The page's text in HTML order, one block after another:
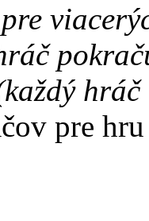
pre hru